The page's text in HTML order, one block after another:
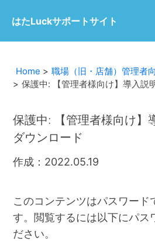
はたLuckサポートサイト
Home
職場（旧・店舗）管理者
保護中: 【管理者様向け】導入説
保護中: 【管理者様向け】
ダウンロード
作成：2022.05.19
このコンテンツはパスワード
す。閲覧するには以下にパス
ださい。